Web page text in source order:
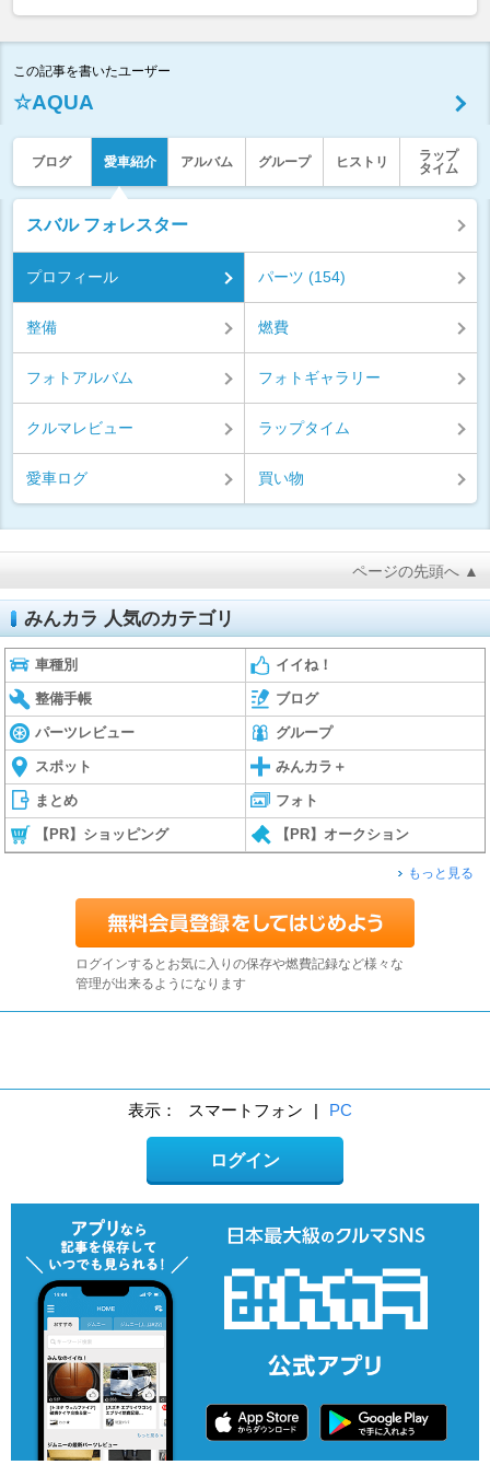
この記事を書いたユーザー
☆AQUA
ブログ 愛車紹介 アルバム グループ ヒストリ
ラップ
タイム
スバル フォレスター
プロフィール パーツ (154)
整備 燃費
フォトアルバム フォトギャラリー
クルマレビュー ラップタイム
愛車ログ 買い物
ページの先頭へ ▲
みんカラ 人気のカテゴリ
車種別 イイね！
整備手帳 ブログ
パーツレビュー グループ
スポット みんカラ＋
まとめ フォト
【PR】ショッピング 【PR】オークション
もっと見る
ログインするとお気に入りの保存や燃費記録など様々な
管理が出来るようになります
表示： スマートフォン | PC
ログイン